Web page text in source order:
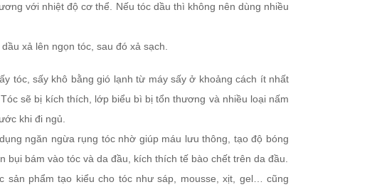
với nhiệt độ cơ thể. Nếu tóc dầu thì không nên dùng nhiều
xả lên ngọn tóc, sau đó xả sạch.
tóc, sấy khô bằng gió lạnh từ máy sấy ở khoảng cách ít nhất
sẽ bị kích thích, lớp biểu bì bị tổn thương và nhiều loại nấm
khi đi ngủ.
ngăn ngừa rụng tóc nhờ giúp máu lưu thông, tạo độ bóng
bám vào tóc và da đầu, kích thích tế bào chết trên da đầu.
sản phẩm tạo kiểu cho tóc như sáp, mousse, xịt, gel… cũng